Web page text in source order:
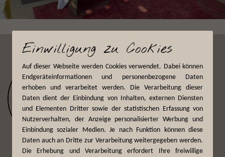
Einwilligung zu Cookies
Auf dieser Webseite werden Cookies verwendet. Dabei können
Endgeräteinformationen und personenbezogene Daten
erhoben und verarbeitet werden. Die Verarbeitung dieser
Daten dient der Einbindung von Inhalten, externen Diensten
und Elementen Dritter sowie der statistischen Erfassung von
Nutzerverhalten, der Anzeige personalisierter Werbung und
Einbindung sozialer Medien. Je nach Funktion können diese
Daten auch an Dritte zur Verarbeitung weitergegeben werden.
Die Erhebung und Verarbeitung erfordert Ihre freiwillige